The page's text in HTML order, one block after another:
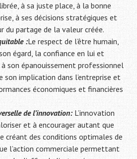
à sa juste place, à la bonne
à ses décisions stratégiques et
du partage de la valeur créée.
:Le respect de l’être humain,
égard, la confiance en lui et
son épanouissement professionnel
son implication dans l’entreprise et
économiques et financières
de l’innovation: L’innovation
et à encourager autant que
créant des conditions optimales de
l’action commerciale permettant